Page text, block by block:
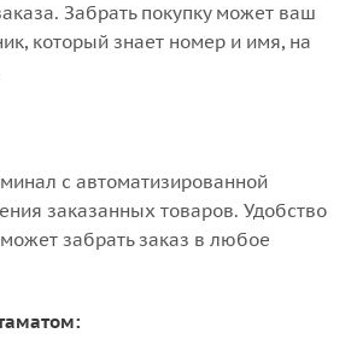
Забрать покупку может ваш
который знает номер и имя, на
с автоматизированной
заказанных товаров. Удобство
забрать заказ в любое